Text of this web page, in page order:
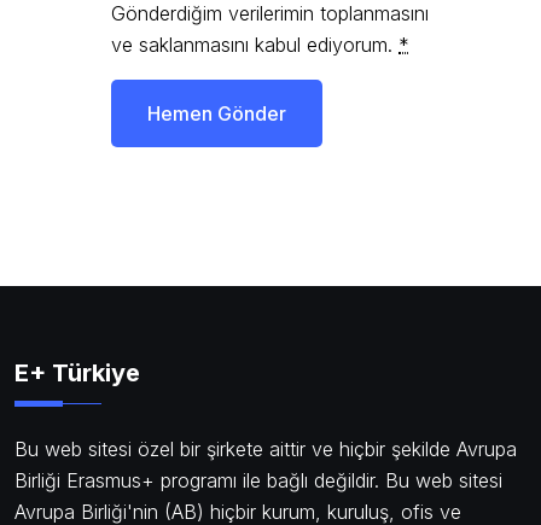
Gönderdiğim verilerimin toplanmasını
ve saklanmasını kabul ediyorum. *
Hemen Gönder
E+ Türkiye
Bu web sitesi özel bir şirkete aittir ve hiçbir şekilde Avrupa
Birliği Erasmus+ programı ile bağlı değildir. Bu web sitesi
Avrupa Birliği'nin (AB) hiçbir kurum, kuruluş, ofis ve